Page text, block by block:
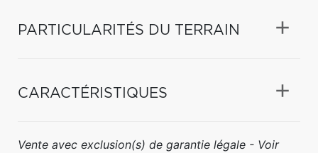
PARTICULARITÉS DU TERRAIN
CARACTÉRISTIQUES
Vente avec exclusion(s) de garantie légale - Voir